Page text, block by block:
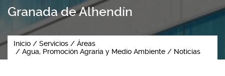
Granada de Alhendín
Inicio Servicios
Áreas
Agua, Promoción Agraria y Medio Ambiente
Noticias